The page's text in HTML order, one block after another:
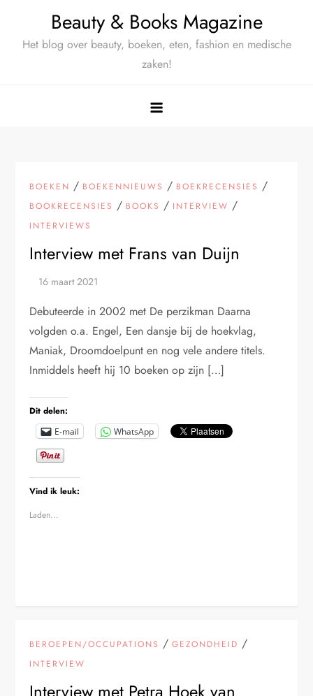
Beauty & Books Magazine
Het blog over beauty, boeken, eten, fashion en medische
zaken!
BOEKEN / BOEKENNIEUWS / BOEKRECENSIES /
BOOKRECENSIES / BOOKS / INTERVIEW /
INTERVIEWS
Interview met Frans van Duijn
Debuteerde in 2002 met De perzikman Daarna
volgden o.a. Engel, Een dansje bij de hoekvlag,
Maniak, Droomdoelpunt en nog vele andere titels.
Inmiddels heeft hij 10 boeken op zijn […]
Dit delen:
E-mail WhatsApp
Vind ik leuk:
Laden...
BEROEPEN/OCCUPATIONS /GEZONDHEID /
INTERVIEW